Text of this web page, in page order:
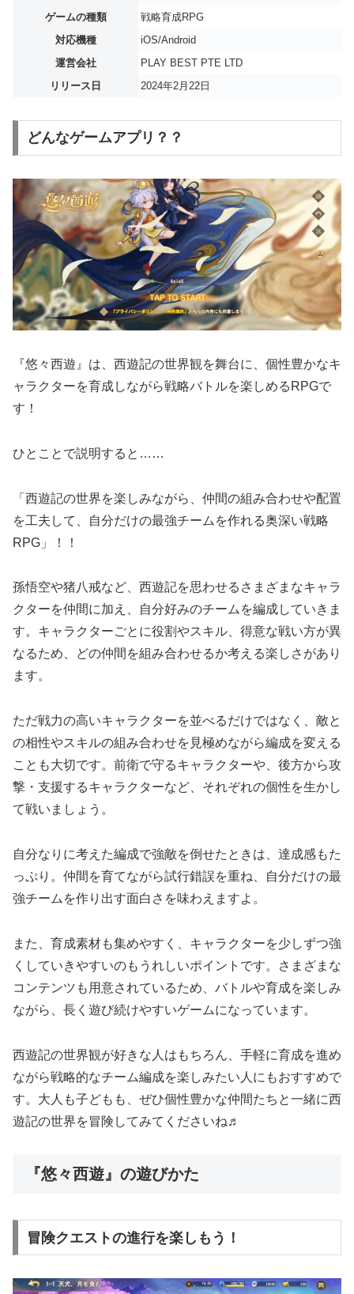
ゲームの種類
戦略育成RPG
対応機種
iOS/Android
運営会社
PLAY BEST PTE LTD
リリース日
2024年2月22日
どんなゲームアプリ？？
『悠々西遊』は、西遊記の世界観を舞台に、個性豊かなキ
ャラクターを育成しながら戦略バトルを楽しめるRPGで
す！
ひとことで説明すると……
「西遊記の世界を楽しみながら、仲間の組み合わせや配置
を工夫して、自分だけの最強チームを作れる奥深い戦略
RPG」！！
孫悟空や猪八戒など、西遊記を思わせるさまざまなキャラ
クターを仲間に加え、自分好みのチームを編成していきま
す。キャラクターごとに役割やスキル、得意な戦い方が異
なるため、どの仲間を組み合わせるか考える楽しさがあり
ます。
ただ戦力の高いキャラクターを並べるだけではなく、敵と
の相性やスキルの組み合わせを見極めながら編成を変える
ことも大切です。前衛で守るキャラクターや、後方から攻
撃・支援するキャラクターなど、それぞれの個性を生かし
て戦いましょう。
自分なりに考えた編成で強敵を倒せたときは、達成感もた
っぷり。仲間を育てながら試行錯誤を重ね、自分だけの最
強チームを作り出す面白さを味わえますよ。
また、育成素材も集めやすく、キャラクターを少しずつ強
くしていきやすいのもうれしいポイントです。さまざまな
コンテンツも用意されているため、バトルや育成を楽しみ
ながら、長く遊び続けやすいゲームになっています。
西遊記の世界観が好きな人はもちろん、手軽に育成を進め
ながら戦略的なチーム編成を楽しみたい人にもおすすめで
す。大人も子どもも、ぜひ個性豊かな仲間たちと一緒に西
遊記の世界を冒険してみてくださいね♬
『悠々西遊』の遊びかた
冒険クエストの進行を楽しもう！